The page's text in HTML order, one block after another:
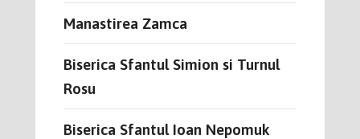
Manastirea Zamca
Biserica Sfantul Simion si Turnul
Rosu
Biserica Sfantul Ioan Nepomuk